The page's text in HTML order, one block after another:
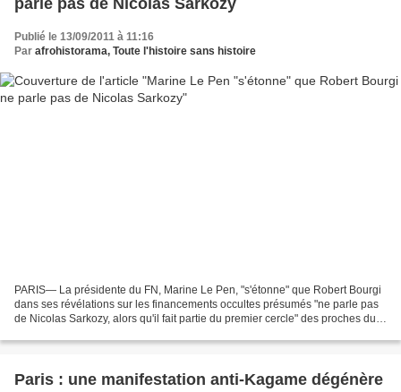
Publié le 13/09/2011 à 11:16
Par afrohistorama, Toute l'histoire sans histoire
PARIS— La présidente du FN, Marine Le Pen, "s'étonne" que Robert Bourgi
dans ses révélations sur les financements occultes présumés "ne parle pas
de Nicolas Sarkozy, alors qu'il fait partie du premier cercle" des proches du
Paris : une manifestation anti-Kagame dégénère